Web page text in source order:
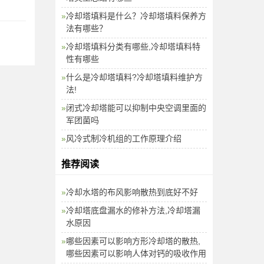
冷却塔填料是什么？冷却塔填料保养方
法有哪些？
冷却塔填料分类有哪些,冷却塔填料特
性有哪些
什么是冷却塔填料?冷却塔填料维护方
法!
闭式冷却塔能可以抑制中央空调里面的
军团菌吗
风冷式制冷机组的工作原理介绍
推荐阅读
冷却水塔的布风影响散热到底好不好
冷却塔底盘漏水的修补方法,冷却塔漏
水原因
哪些因素可以影响方形冷却塔的散热,
哪些因素可以影响人体对钙的吸收作用